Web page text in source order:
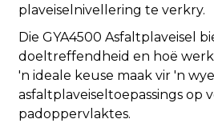
plaveiselnivellering te verkry.
Die GYA4500 Asfaltplaveisel
doeltreffendheid en hoë
'n ideale keuse maak vir 'n
asfaltplaveiseltoepassings op
padoppervlaktes.